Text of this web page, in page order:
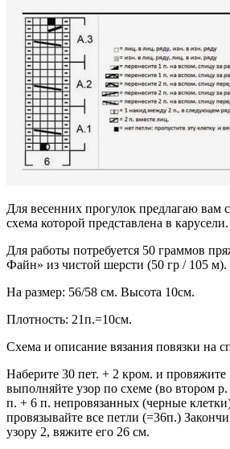
Для весенних прогулок предлагаю вам
схема которой представлена в карусели.
Для работы потребуется 50 граммов
Файн» из чистой шерсти (50 гр / 105 м).
На размер: 56/58 см. Высота 10см.
Плотность: 21п.=10см.
Схема и описание вязания повязки на
Наберите 30 пет. + 2 кром. и провяжите
выполняйте узор по схеме (во втором
п. + 6 п. непровязанных (черные
провязывайте все петли (=36п.)
узору 2, вяжите его 26 см.